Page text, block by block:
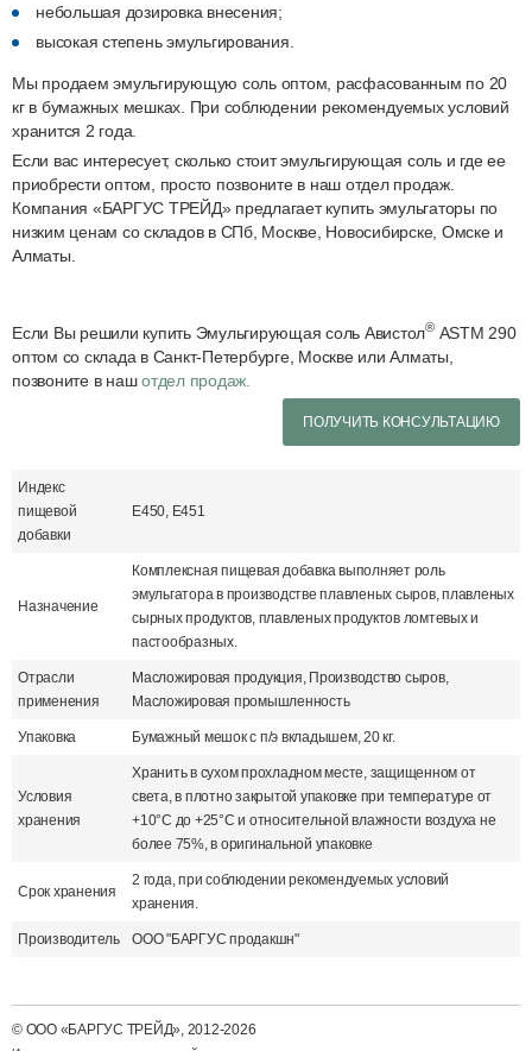
небольшая дозировка внесения;
высокая степень эмульгирования.
Мы продаем эмульгирующую соль оптом, расфасованным по 20
кг в бумажных мешках. При соблюдении рекомендуемых условий
хранится 2 года.
Если вас интересует, сколько стоит эмульгирующая соль и где ее
приобрести оптом, просто позвоните в наш отдел продаж.
Компания «БАРГУС ТРЕЙД» предлагает купить эмульгаторы по
низким ценам со складов в СПб, Москве, Новосибирске, Омске и
Алматы.
Если Вы решили купить Эмульгирующая соль Авистол®ASTM 290
оптом со склада в Санкт-Петербурге, Москве или Алматы,
позвоните в нашотдел продаж.
ПОЛУЧИТЬ КОНСУЛЬТАЦИЮ
Индекс
пищевой
добавки
Е450, Е451
Назначение
Комплексная пищевая добавка выполняет роль
эмульгатора в производстве плавленых сыров, плавленых
сырных продуктов, плавленых продуктов ломтевых и
пастообразных.
Отрасли
применения
Масложировая продукция, Производство сыров,
Масложировая промышленность
Упаковка Бумажный мешок с п/э вкладышем, 20 кг.
Условия
хранения
Хранить в сухом прохладном месте, защищенном от
света, в плотно закрытой упаковке при температуре от
+10°С до +25°С и относительной влажности воздуха не
более 75%, в оригинальной упаковке
Срок хранения
2 года, при соблюдении рекомендуемых условий
хранения.
Производитель ООО "БАРГУС продакшн"
© ООО «БАРГУС ТРЕЙД», 2012-2026